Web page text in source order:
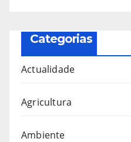
Categorias
Actualidade
Agricultura
Ambiente